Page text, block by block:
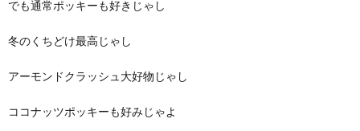
でも通常ポッキーも好きじゃし
冬のくちどけ最高じゃし
アーモンドクラッシュ大好物じゃし
ココナッツポッキーも好みじゃよ